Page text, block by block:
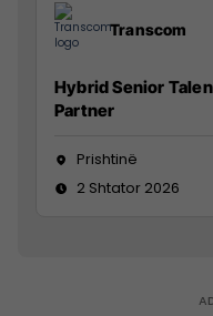
Transcom
Hybrid Senior
Partner
Prishtinë
2 Shtator 2026